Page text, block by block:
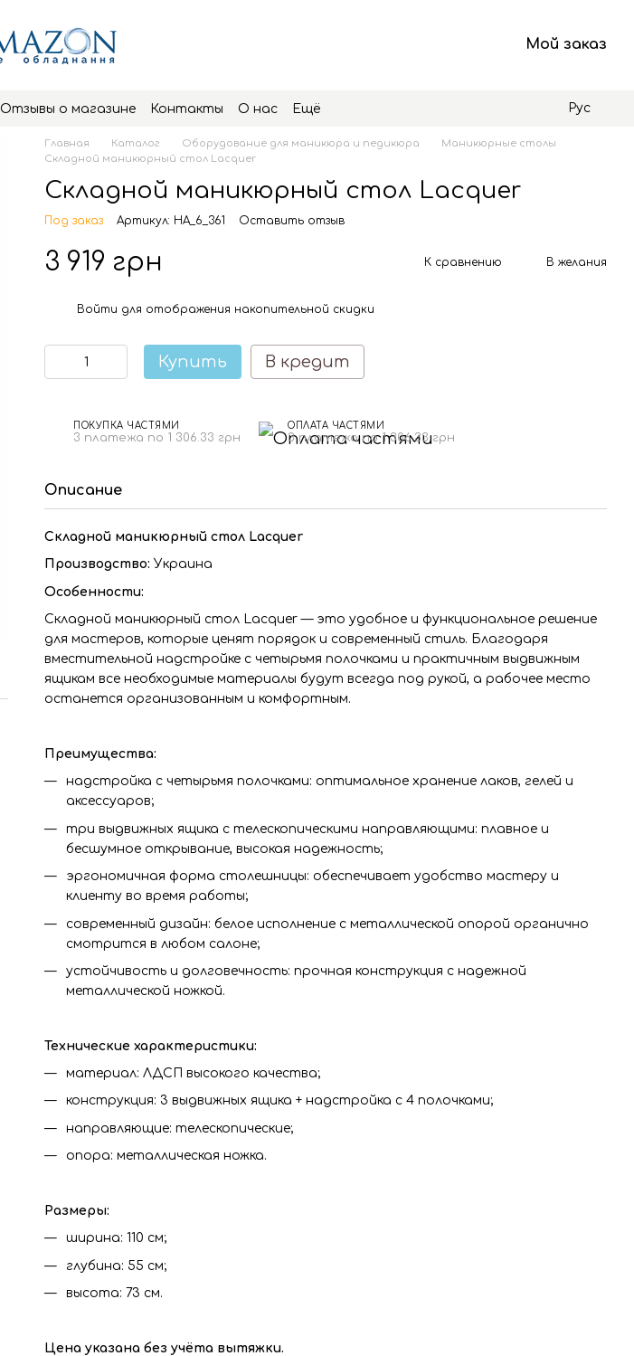
Мой заказ
Отзывы о магазине Контакты О нас Ещё Рус
Главная Каталог Оборудование для маникюра и педикюра
Маникюрные столы
Складной маникюрный стол Lacquer
Складной маникюрный стол Lacquer
Под заказ Артикул: HA_6_361 Оставить отзыв
3 919 грн К сравнению В желания
Войти для отображения накопительной скидки
Купить В кредит
ПОКУПКА ЧАСТЯМИ
3 платежа по 1 306.33 грн
ОПЛАТА ЧАСТЯМИ
3 платежа по 1 306.33 грн
Описание
Складной маникюрный стол Lacquer
Производство: Украина
Особенности:
Складной маникюрный стол Lacquer — это удобное и функциональное решение
для мастеров, которые ценят порядок и современный стиль. Благодаря
вместительной надстройке с четырьмя полочками и практичным выдвижным
ящикам все необходимые материалы будут всегда под рукой, а рабочее место
останется организованным и комфортным.
Преимущества:
надстройка с четырьмя полочками: оптимальное хранение лаков, гелей и
аксессуаров;
три выдвижных ящика с телескопическими направляющими: плавное и
бесшумное открывание, высокая надежность;
эргономичная форма столешницы: обеспечивает удобство мастеру и
клиенту во время работы;
современный дизайн: белое исполнение с металлической опорой органично
смотрится в любом салоне;
устойчивость и долговечность: прочная конструкция с надежной
металлической ножкой.
Технические характеристики:
материал: ЛДСП высокого качества;
конструкция: 3 выдвижных ящика + надстройка с 4 полочками;
направляющие: телескопические;
опора: металлическая ножка.
Размеры:
ширина: 110 см;
глубина: 55 см;
высота: 73 см.
Цена указана без учёта вытяжки.